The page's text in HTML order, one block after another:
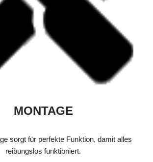
MONTAGE
sorgt für perfekte Funktion, damit alles
reibungslos funktioniert.